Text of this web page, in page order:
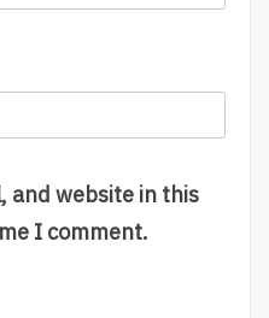
and website in this
I comment.